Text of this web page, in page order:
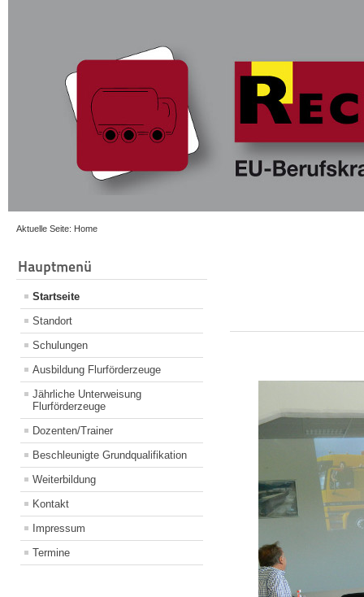
Aktuelle Seite: Home
Hauptmenü
Startseite
Standort
Schulungen
Ausbildung Flurförderzeuge
Jährliche Unterweisung
Flurförderzeuge
Dozenten/Trainer
Beschleunigte Grundqualifikation
Weiterbildung
Kontakt
Impressum
Termine